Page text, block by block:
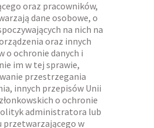
oraz pracowników,
dane osobowe, o
na nich na
oraz innych
o ochronie danych i
im w tej sprawie,
przestrzegania
innych przepisów Unii
o ochronie
administratora lub
przetwarzającego w